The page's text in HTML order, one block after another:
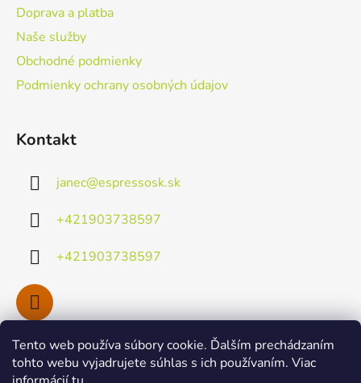
Tento web používa súbory cookie. Ďalším prechádzaním
tohto webu vyjadrujete súhlas s ich používaním. Viac
Doprava a platba
Naše služby
Obchodné podmienky
Podmienky ochrany osobných údajov
Kontakt
janec@espressosk.sk
+421903738597
+421903738597
Facebook